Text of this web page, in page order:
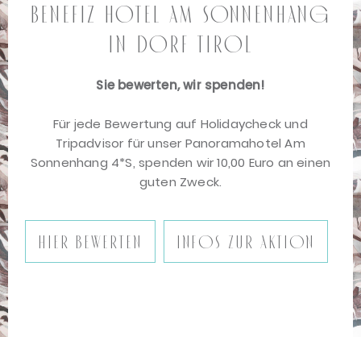
Benefiz Hotel Am Sonnenhang
in Dorf Tirol
Sie bewerten, wir spenden!
Für jede Bewertung auf Holidaycheck und
Tripadvisor für unser Panoramahotel Am
Sonnenhang 4*S, spenden wir 10,00 Euro an einen
guten Zweck.
Hier bewerten Infos zur Aktion